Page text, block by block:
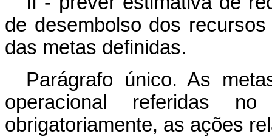
de desembolso dos
das metas definidas.
Parágrafo único. As
operacional
obrigatoriamente, as ações